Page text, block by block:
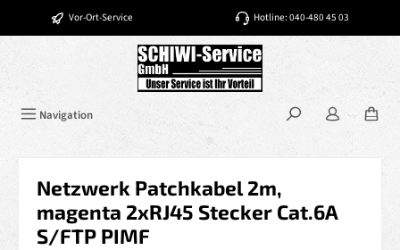
Zum Hauptinhalt springen
Vor-Ort-Service Hotline: 040-480 45 03
Navigation
Netzwerk Patchkabel 2m,
magenta 2xRJ45 Stecker Cat.6A
S/FTP PIMF